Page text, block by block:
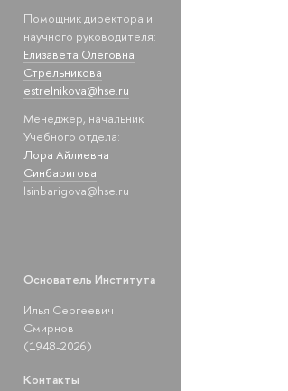
Помощник директора и
научного руководителя:
Елизавета Олеговна
Стрельникова
estrelnikova@hse.ru
Менеджер, начальник
Учебного отдела:
Лора Айлиевна
Синбаригова
lsinbarigova@hse.ru
Основатель Института
Илья Сергеевич
Смирнов
(1948-2026)
Контакты